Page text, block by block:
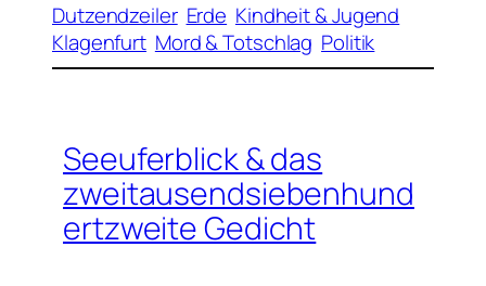
Dutzendzeiler Erde Kindheit & Jugend
Klagenfurt Mord & Totschlag Politik
Seeuferblick & das
zweitausendsiebenhund
ertzweite Gedicht